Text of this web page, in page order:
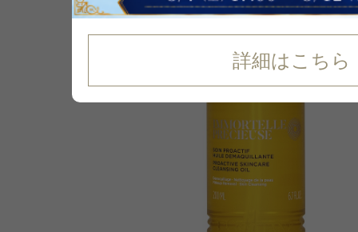
詳細はこちら